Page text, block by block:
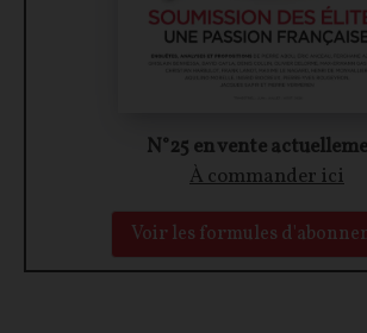
N°25 en vente
À commander ici
Voir les formules